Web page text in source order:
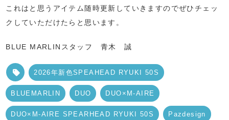
これはと思うアイテム随時更新していきますのでぜひチェッ
クしていただけたらと思います。
BLUE MARLINスタッフ 青木 誠
2026年新色SPEAHEAD RYUKI 50S
BLUEMARLIN DUO DUO×M-AIRE
DUO×M-AIRE SPEARHEAD RYUKI 50S Pazdesign